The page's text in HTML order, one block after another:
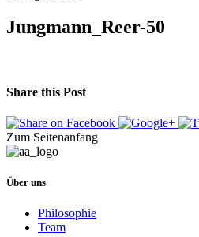
Jungmann_Reer-50
Share this Post
Zum Seitenanfang
Über uns
Philosophie
Team